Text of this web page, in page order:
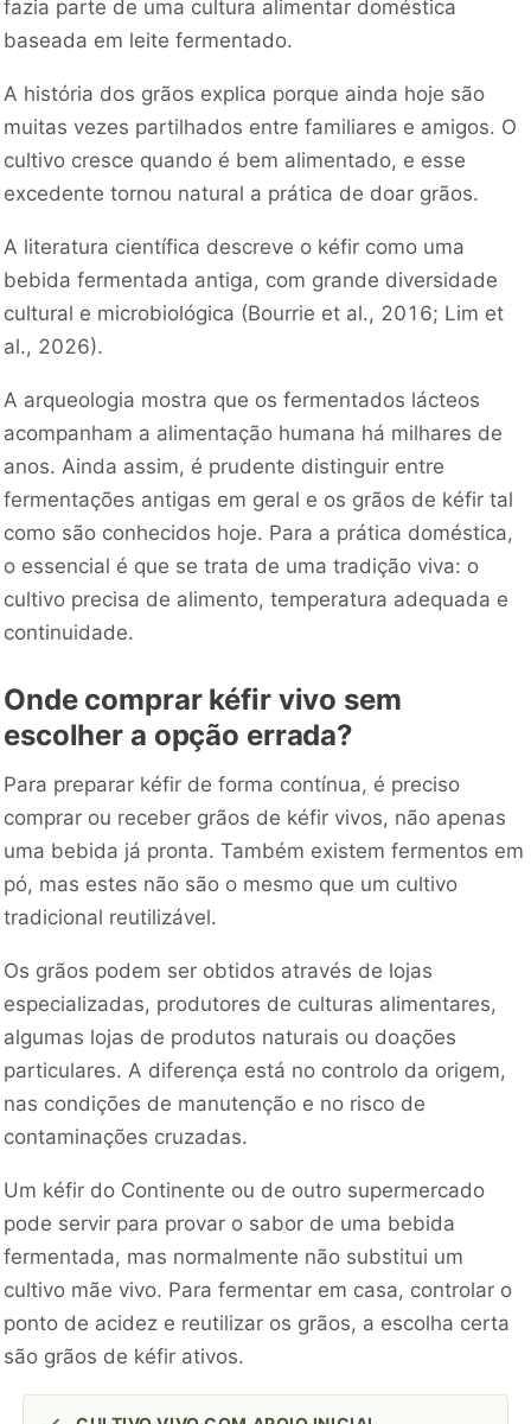
fazia parte de uma cultura alimentar doméstica
baseada em leite fermentado.
A história dos grãos explica porque ainda hoje são
muitas vezes partilhados entre familiares e amigos. O
cultivo cresce quando é bem alimentado, e esse
excedente tornou natural a prática de doar grãos.
A literatura científica descreve o kéfir como uma
bebida fermentada antiga, com grande diversidade
cultural e microbiológica (Bourrie et al., 2016; Lim et
al., 2026).
A arqueologia mostra que os fermentados lácteos
acompanham a alimentação humana há milhares de
anos. Ainda assim, é prudente distinguir entre
fermentações antigas em geral e os grãos de kéfir tal
como são conhecidos hoje. Para a prática doméstica,
o essencial é que se trata de uma tradição viva: o
cultivo precisa de alimento, temperatura adequada e
continuidade.
Onde comprar kéfir vivo sem
escolher a opção errada?
Para preparar kéfir de forma contínua, é preciso
comprar ou receber grãos de kéfir vivos, não apenas
uma bebida já pronta. Também existem fermentos em
pó, mas estes não são o mesmo que um cultivo
tradicional reutilizável.
Os grãos podem ser obtidos através de lojas
especializadas, produtores de culturas alimentares,
algumas lojas de produtos naturais ou doações
particulares. A diferença está no controlo da origem,
nas condições de manutenção e no risco de
contaminações cruzadas.
Um kéfir do Continente ou de outro supermercado
pode servir para provar o sabor de uma bebida
fermentada, mas normalmente não substitui um
cultivo mãe vivo. Para fermentar em casa, controlar o
ponto de acidez e reutilizar os grãos, a escolha certa
são grãos de kéfir ativos.